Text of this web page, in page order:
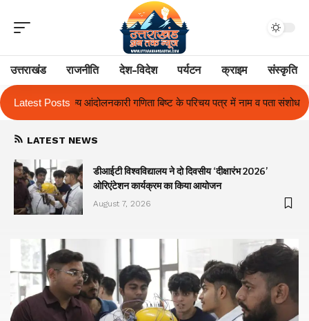
उत्तराखंड राजनीति देश-विदेश पर्यटन क्राइम संस्कृति
Latest Posts
के परिचय पत्र में नाम व पता संशोधन का प्रकरण का हुआ समाधान
LATEST NEWS
डीआईटी विश्वविद्यालय ने दो दिवसीय ‘दीक्षारंभ 2026’
ओरिएंटेशन कार्यक्रम का किया आयोजन
August 7, 2026